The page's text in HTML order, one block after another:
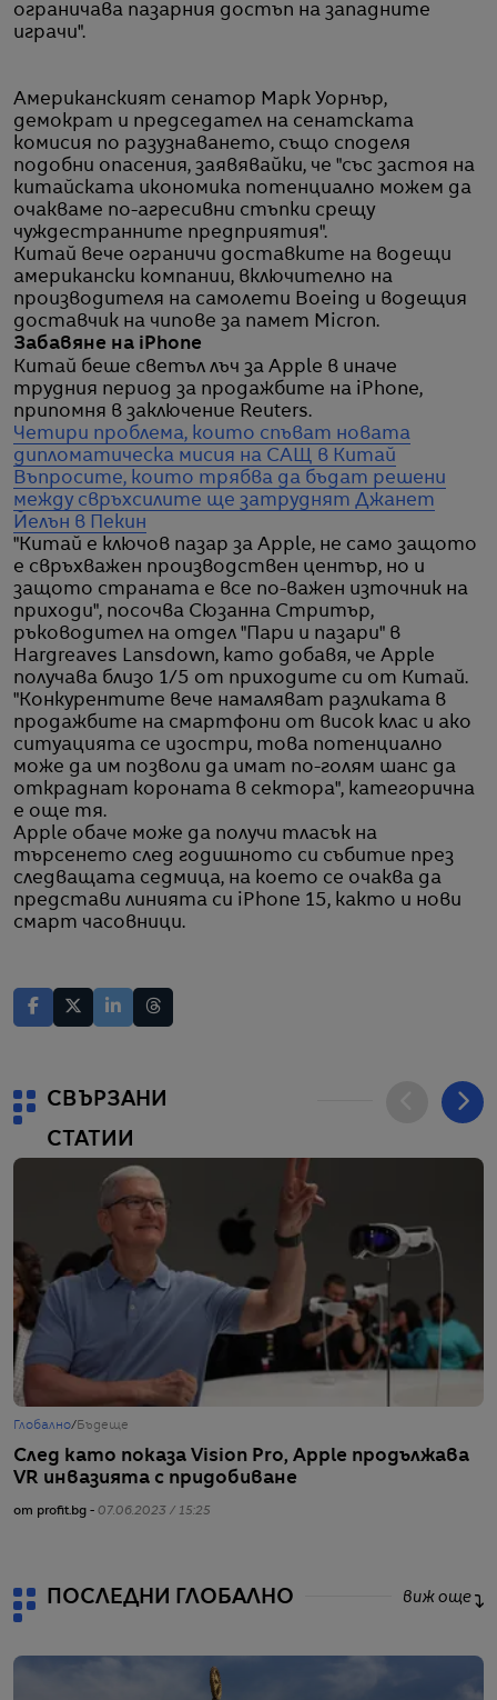
ограничава пазарния достъп на западните
играчи".
Американският сенатор Марк Уорнър,
демократ и председател на сенатската
комисия по разузнаването, също споделя
подобни опасения, заявявайки, че "със застоя на
китайската икономика потенциално можем да
очакваме по-агресивни стъпки срещу
чуждестранните предприятия".
Китай вече ограничи доставките на водещи
американски компании, включително на
производителя на самолети Boeing и водещия
доставчик на чипове за памет Micron.
Забавяне на iPhone
Китай беше светъл лъч за Apple в иначе
трудния период за продажбите на iPhone,
припомня в заключение Reuters.
Четири проблема, които спъват новата
дипломатическа мисия на САЩ в Китай
Въпросите, които трябва да бъдат решени
между свръхсилите ще затруднят Джанет
Йелън в Пекин
"Китай е ключов пазар за Apple, не само защото
е свръхважен производствен център, но и
защото страната е все по-важен източник на
приходи", посочва Сюзанна Стритър,
ръководител на отдел "Пари и пазари" в
Hargreaves Lansdown, като добавя, че Apple
получава близо 1/5 от приходите си от Китай.
"Конкурентите вече намаляват разликата в
продажбите на смартфони от висок клас и ако
ситуацията се изостри, това потенциално
може да им позволи да имат по-голям шанс да
откраднат короната в сектора", категорична
е още тя.
Apple обаче може да получи тласък на
търсенето след годишното си събитие през
следващата седмица, на което се очаква да
представи линията си iPhone 15, както и нови
смарт часовници.
СВЪРЗАНИ
СТАТИИ
Глобално/ Бъдеще
След като показа Vision Pro, Apple продължава
VR инвазията с придобиване
от profit.bg - 07.06.2023 / 15:25
ПОСЛЕДНИ ГЛОБАЛНО виж още